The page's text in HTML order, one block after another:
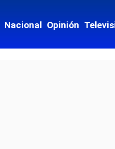
Nacional Opinión